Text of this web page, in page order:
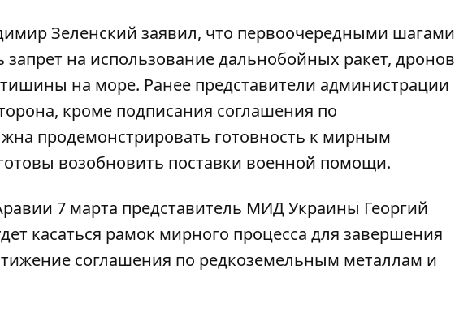
Зеленский заявил, что первоочередными шагами
на использование дальнобойных ракет, дронов
на море. Ранее представители администрации
кроме подписания соглашения по
продемонстрировать готовность к мирным
возобновить поставки военной помощи.
7 марта представитель МИД Украины Георгий
касаться рамок мирного процесса для завершения
соглашения по редкоземельным металлам и